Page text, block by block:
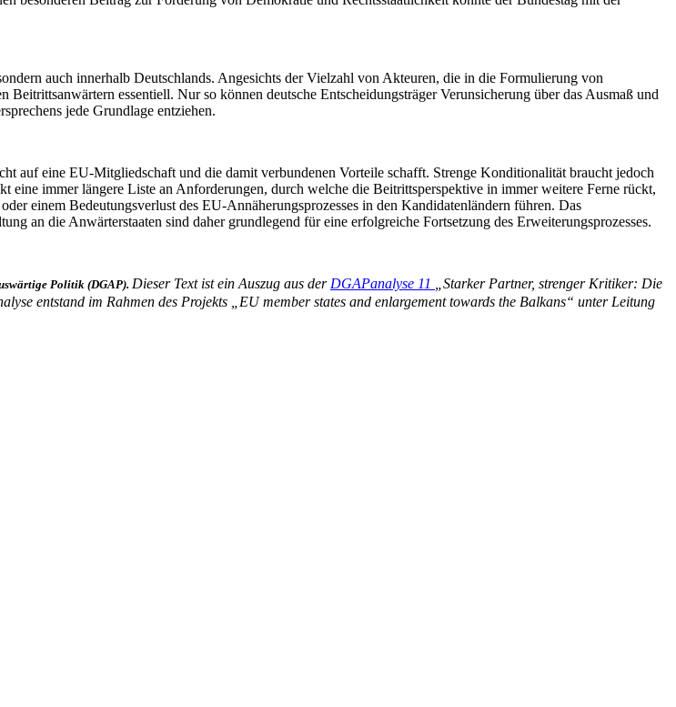
auch innerhalb Deutschlands. Angesichts der Vielzahl von Akteuren, die in die Formulierung von
essentiell. Nur so können deutsche Entscheidungsträger Verunsicherung über das Ausmaß und
jede Grundlage entziehen.
auf eine EU-Mitgliedschaft und die damit verbundenen Vorteile schafft. Strenge Konditionalität braucht jedoch
eine immer längere Liste an Anforderungen, durch welche die Beitrittsperspektive in immer weitere Ferne rückt,
einem Bedeutungsverlust des EU-Annäherungsprozesses in den Kandidatenländern führen. Das
an die Anwärterstaaten sind daher grundlegend für eine erfolgreiche Fortsetzung des Erweiterungsprozesses.
Politik (DGAP). Dieser Text ist ein Auszug aus der DGAPanalyse 11
„Starker Partner, strenger Kritiker: Die
entstand im Rahmen des Projekts „EU member states and enlargement towards the Balkans“ unter Leitung